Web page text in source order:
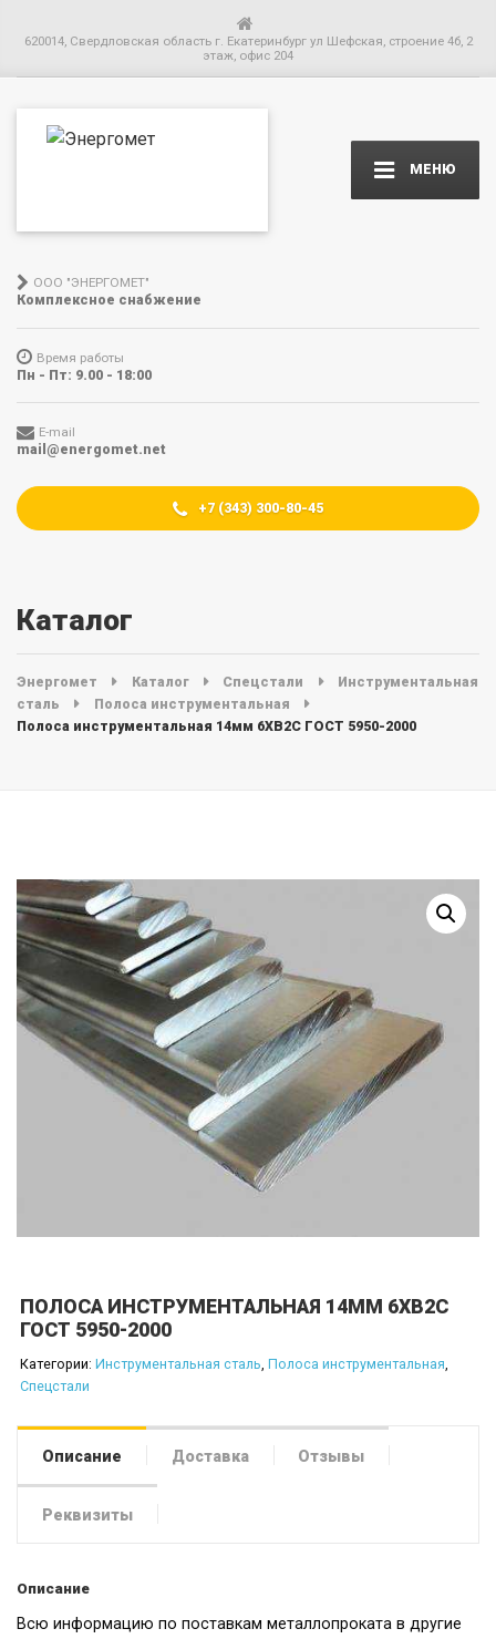
620014, Свердловская область г. Екатеринбург ул Шефская, строение 4б, 2
этаж, офис 204
МЕНЮ
ООО "ЭНЕРГОМЕТ"
Комплексное снабжение
Время работы
Пн - Пт: 9.00 - 18:00
E-mail
mail@energomet.net
+7 (343) 300-80-45
Каталог
Энергомет Каталог Спецстали
Инструментальная
сталь
Полоса инструментальная
Полоса инструментальная 14мм 6ХВ2С ГОСТ 5950-2000
ПОЛОСА ИНСТРУМЕНТАЛЬНАЯ 14ММ 6ХВ2С
ГОСТ 5950-2000
Категории: Инструментальная сталь Полоса инструментальная
Спецстали
Описание Доставка Отзывы
Реквизиты
Описание
Всю информацию по поставкам металлопроката в другие